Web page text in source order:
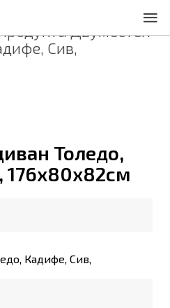
Двуместен
Сив,
Толедо,
176х80х82см
Кадифе, Сив,
условия
проверителност